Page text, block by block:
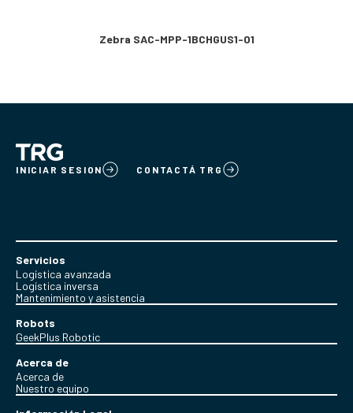
Zebra SAC-MPP-1BCHGUS1-01
INICIAR SESION CONTACTÁ TRG
Servicios
Logística avanzada
Logística inversa
Mantenimiento y asistencia
Robots
GeekPlus Robotic
Acerca de
Acerca de
Nuestro equipo